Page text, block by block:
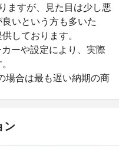
ますが、見た目は少し悪
いという方も多いた
しております。
ーや設定により、実際
場合は最も遅い納期の商
ン